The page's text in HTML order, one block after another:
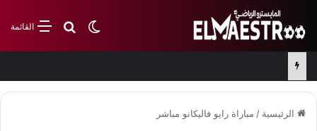
القائمةبحث عن
الوضع المظلم
الإعلان عن معلق مباراة قطر وأوزبكستان في تصفيات كأس العالم
الرئيسية / مباراة رايو فاليكانو مباشر